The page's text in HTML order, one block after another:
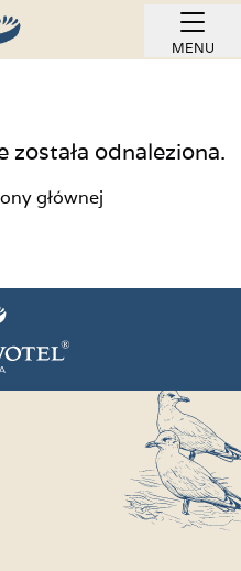
MENU
została odnaleziona.
głównej